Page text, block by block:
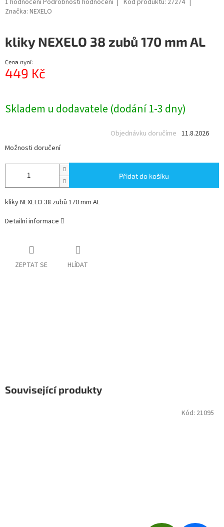
hodnocení
5,0
z
5
hvězdiček.
1 hodnoceníPodrobnosti hodnocení Kód produktu: 27274
Značka: NEXELO
kliky NEXELO 38 zubů 170 mm AL
Cena nyní:
449 Kč
Skladem u dodavatele (dodání 1-3 dny)
11.8.2026
Objednávku doručíme
Možnosti doručení
Přidat do košíku
kliky NEXELO 38 zubů 170 mm AL
Detailní informace
ZEPTAT SE HLÍDAT
Související produkty
Kód: 21095